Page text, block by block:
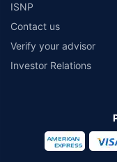
ISNP
Contact us
Verify your advisor
Investor Relations